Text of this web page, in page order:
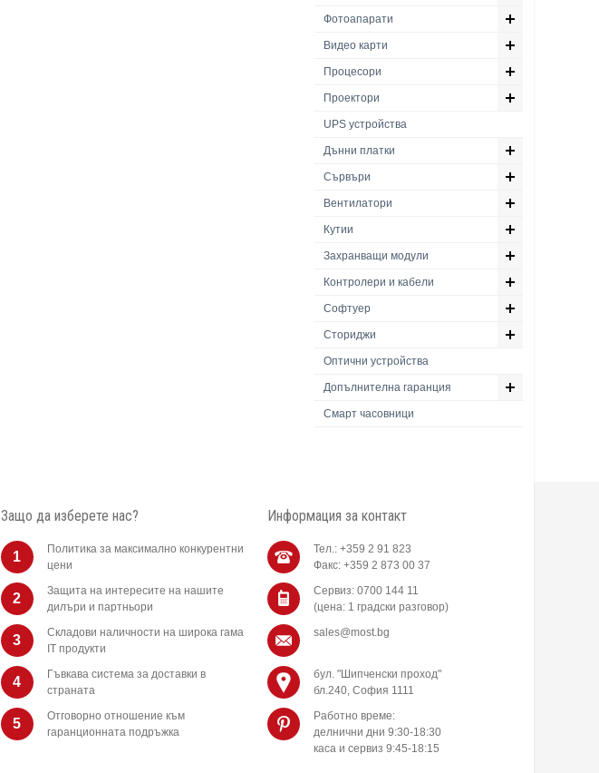
Фотоапарати
Видео карти
Процесори
Проектори
UPS устройства
Дънни платки
Сървъри
Вентилатори
Кутии
Захранващи модули
Контролери и кабели
Софтуер
Сториджи
Оптични устройства
Допълнителна гаранция
Смарт часовници
Защо да изберете нас?
1
Политика за максимално конкурентни
цени
2
Защита на интересите на нашите
дилъри и партньори
3
Складови наличности на широка гама
IT продукти
4
Гъвкава система за доставки в
страната
5
Отговорно отношение към
гаранционната подръжка
Информация за контакт
Тел.: +359 2 91 823
Факс: +359 2 873 00 37
Сервиз: 0700 144 11
(цена: 1 градски разговор)
sales@most.bg
бул. "Шипченски проход"
бл.240, София 1111
Работно време:
делнични дни 9:30-18:30
каса и сервиз 9:45-18:15